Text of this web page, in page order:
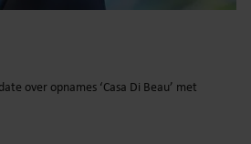
over opnames ‘Casa Di Beau’ met